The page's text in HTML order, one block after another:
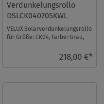
Verdunkelungsrollo
DSLCK040705KWL
VELUX Solarverdunkelungsrollo
für Größe: CK04, Farbe: Grau,
218,00 €*